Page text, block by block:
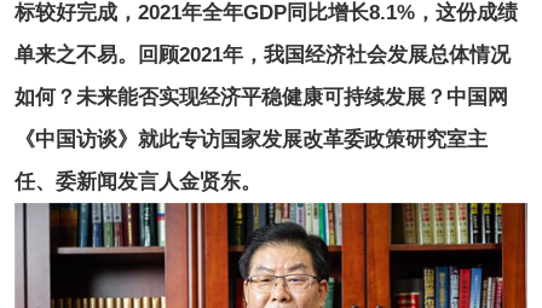
标较好完成，2021年全年GDP同比增长8.1%，这份成绩
单来之不易。回顾2021年，我国经济社会发展总体情况
如何？未来能否实现经济平稳健康可持续发展？中国网
《中国访谈》就此专访国家发展改革委政策研究室主
任、委新闻发言人金贤东。